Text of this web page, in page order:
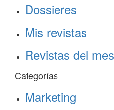
Dossieres
Mis revistas
Revistas del mes
Categorías
Marketing